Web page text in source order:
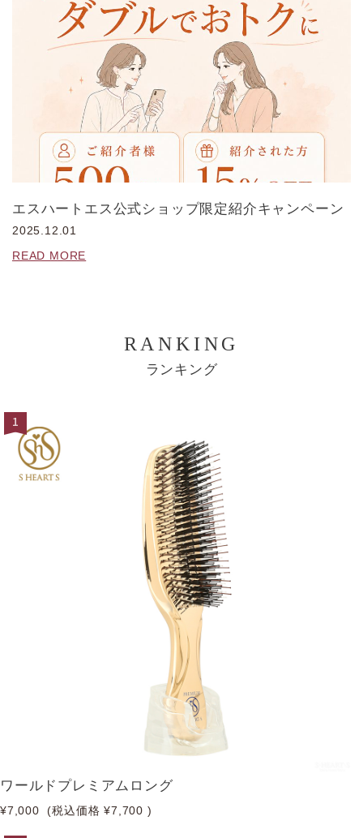
エスハートエス公式ショップ限定紹介キャンペーン
2025.12.01
READ MORE
RANKING
ランキング
1
ワールドプレミアムロング
¥7,000 (税込価格 ¥7,700 )